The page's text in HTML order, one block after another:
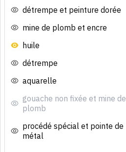
détrempe et peinture dorée
mine de plomb et encre
huile
détrempe
aquarelle
gouache non fixée et mine de
plomb
procédé spécial et pointe de
métal